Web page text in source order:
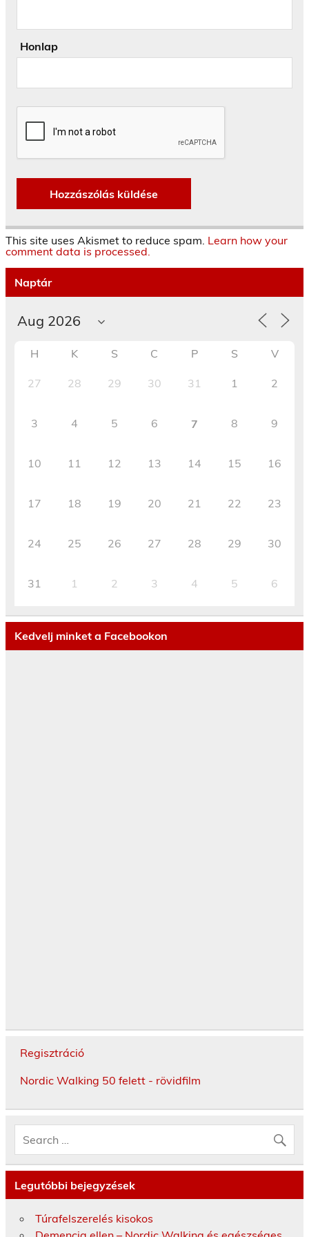
Honlap
This site uses Akismet to reduce spam. Learn how your
comment data is processed.
Naptár
H K S C P S V
27 28 29 30 31 1 2
3 4 5 6 7 8 9
10 11 12 13 14 15 16
17 18 19 20 21 22 23
24 25 26 27 28 29 30
31 1 2 3 4 5 6
Kedvelj minket a Facebookon
Regisztráció
Nordic Walking 50 felett - rövidfilm
Legutóbbi bejegyzések
Túrafelszerelés kisokos